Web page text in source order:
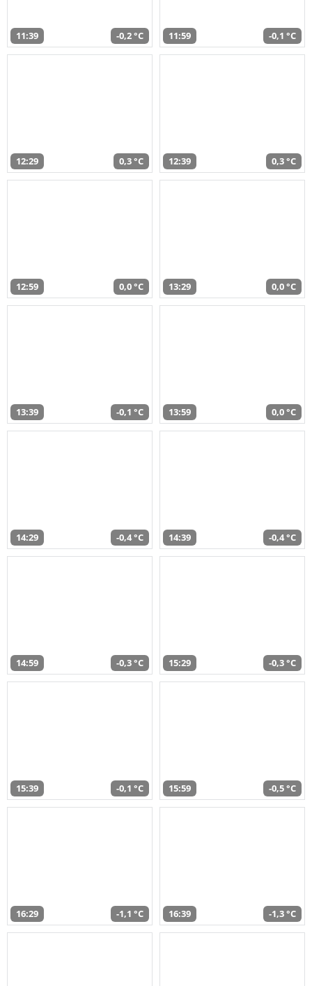
11:39 -0,2 °C 11:59 -0,1 °C
12:29 0,3 °C 12:39 0,3 °C
12:59 0,0 °C 13:29 0,0 °C
13:39 -0,1 °C 13:59 0,0 °C
14:29 -0,4 °C 14:39 -0,4 °C
14:59 -0,3 °C 15:29 -0,3 °C
15:39 -0,1 °C 15:59 -0,5 °C
16:29 -1,1 °C 16:39 -1,3 °C